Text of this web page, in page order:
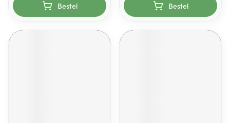
Bestel Bestel